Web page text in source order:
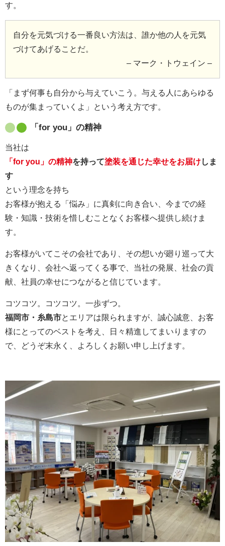
す。
自分を元気づける一番良い方法は、誰か他の人を元気
づけてあげることだ。
– マーク・トウェイン –
「まず何事も自分から与えていこう。与える人にあらゆる
ものが集まっていくよ」という考え方です。
「for you」の精神
当社は
「for you」の精神を持って塗装を通じた幸せをお届けしま
す
という理念を持ち
お客様が抱える「悩み」に真剣に向き合い、今までの経
験・知識・技術を惜しむことなくお客様へ提供し続けま
す。
お客様がいてこその会社であり、その想いが廻り巡って大
きくなり、会社へ返ってくる事で、当社の発展、社会の貢
献、社員の幸せにつながると信じています。
コツコツ。コツコツ。一歩ずつ。
福岡市・糸島市とエリアは限られますが、誠心誠意、お客
様にとってのベストを考え、日々精進してまいりますの
で、どうぞ末永く、よろしくお願い申し上げます。